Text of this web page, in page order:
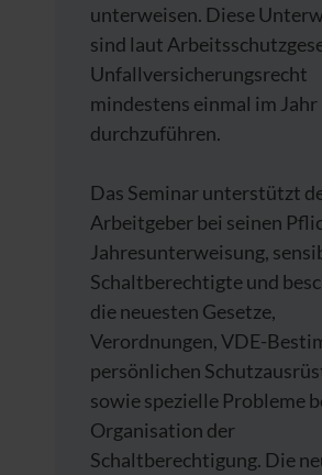
unterweisen. Diese
sind laut
Unfallversicherungsrecht
mindestens einmal im Jahr
durchzuführen.
Das Seminar unterstützt
Arbeitgeber bei seinen
Jahresunterweisung,
Schaltberechtigte und
die neuesten Gesetze,
Verordnungen, VDE-
persönlichen
sowie spezielle Probleme
Organisation der
Schaltberechtigung. Die